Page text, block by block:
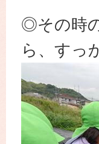
◎その時
ら、すっ